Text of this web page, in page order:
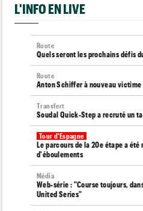
L'INFO EN LIVE
Route
Quels seront les prochains défis
Route
Anton Schiffer à nouveau
Transfert
Soudal Quick-Step a recruté un
Tour d'Espagne
Le parcours de la 20e étape a
d'éboulements
Média
Web-série : "Course toujours,
United Series"